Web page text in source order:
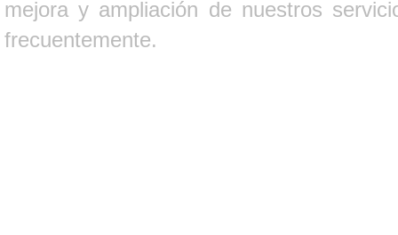
mejora y ampliación de nuestros
frecuentemente.